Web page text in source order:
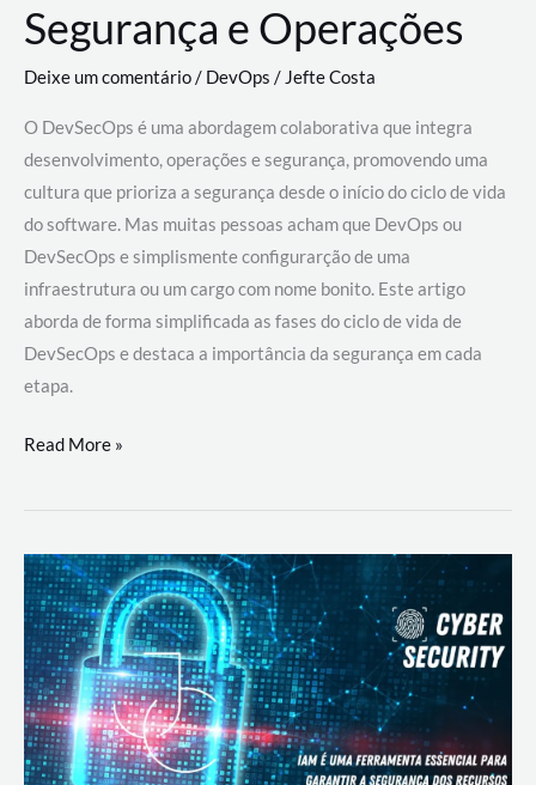
Segurança e Operações
Deixe um comentário/ DevOps /Jefte Costa
O DevSecOps é uma abordagem colaborativa que integra
desenvolvimento, operações e segurança, promovendo uma
cultura que prioriza a segurança desde o início do ciclo de vida
do software. Mas muitas pessoas acham que DevOps ou
DevSecOps e simplismente configurarção de uma
infraestrutura ou um cargo com nome bonito. Este artigo
aborda de forma simplificada as fases do ciclo de vida de
DevSecOps e destaca a importância da segurança em cada
etapa.
DevSecOps
Prática:
Desenvolvimento,
Segurança
e
Operações
Read More »